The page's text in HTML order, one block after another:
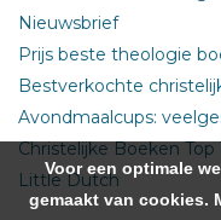
Nieuwsbrief
Prijs beste theologie
Bestverkochte
Avondmaalcups:
Christelijke Boeken Top
Little Dutch
Voor een optimale
gemaakt van cookies.